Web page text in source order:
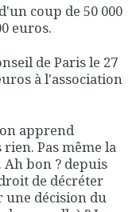
coup de 50 000
euros.
de Paris le 27
à l'association
apprend
Pas même la
Ah bon ? depuis
de décréter
décision du